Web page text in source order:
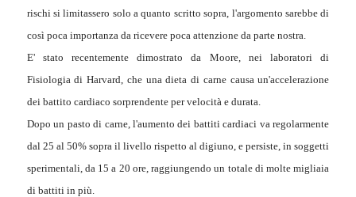
rischi si limitassero solo a quanto scritto sopra, l'argomento sarebbe di
così poca importanza da ricevere poca attenzione da parte nostra.
E' stato recentemente dimostrato da Moore, nei laboratori di
Fisiologia di Harvard, che una dieta di carne causa un'accelerazione
dei battito cardiaco sorprendente per velocità e durata.
Dopo un pasto di carne, l'aumento dei battiti cardiaci va regolarmente
dal 25 al 50% sopra il livello rispetto al digiuno, e persiste, in soggetti
sperimentali, da 15 a 20 ore, raggiungendo un totale di molte migliaia
di battiti in più.